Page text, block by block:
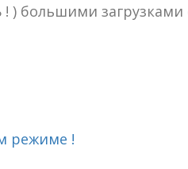
) большими загрузками
режиме !